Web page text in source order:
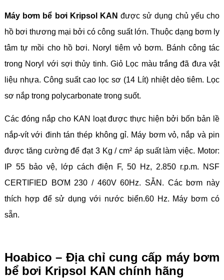
Máy bơm bể bơi Kripsol KAN được sử dụng chủ yếu cho
hồ bơi thương mại bởi có công suất lớn. Thuộc dạng bơm ly
tâm tự mồi cho hồ bơi. Noryl tiêm vỏ bơm. Bánh công tác
trong Noryl với sợi thủy tinh. Giỏ Lọc màu trắng đã đưa vật
liệu nhựa. Công suất cao lọc sơ (14 Lít) nhiệt dẻo tiêm. Lọc
sơ nắp trong polycarbonate trong suốt.
Các đóng nắp cho KAN loạt được thực hiện bởi bốn bản lề
nắp-vít với đinh tán thép không gỉ. Máy bơm vỏ, nắp và pin
được tăng cường để đạt 3 Kg / cm² áp suất làm việc. Motor:
IP 55 bảo vệ, lớp cách điện F, 50 Hz, 2.850 r.p.m.
NSF
CERTIFIED BƠM 230 / 460V 60Hz. SẴN. Các bơm này
thích hợp để sử dụng với nước biển.60 Hz. Máy bơm có
sẵn.
Hoabico – Địa chỉ cung cấp máy bơm
bể bơi Kripsol KAN chính hãng